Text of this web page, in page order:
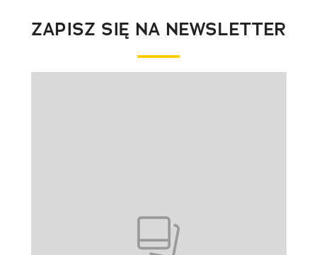
ZAPISZ SIĘ NA NEWSLETTER